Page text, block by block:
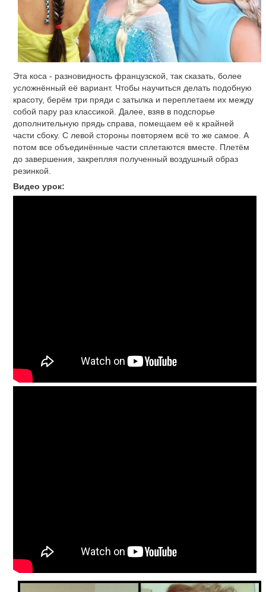
Эта коса - разновидность французской, так сказать, более
усложнённый её вариант. Чтобы научиться делать подобную
красоту, берём три пряди с затылка и переплетаем их между
собой пару раз классикой. Далее, взяв в подспорье
дополнительную прядь справа, помещаем её к крайней
части сбоку. С левой стороны повторяем всё то же самое. А
потом все объединённые части сплетаются вместе. Плетём
до завершения, закрепляя полученный воздушный образ
резинкой.
Видео урок: